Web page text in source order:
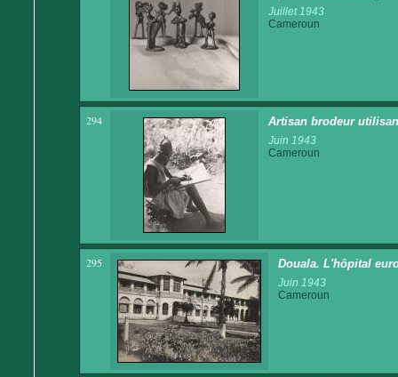
Juillet 1943
Cameroun
294 Artisan brodeur
Juin 1943
Cameroun
295 Douala. L'hôpital
Juin 1943
Cameroun